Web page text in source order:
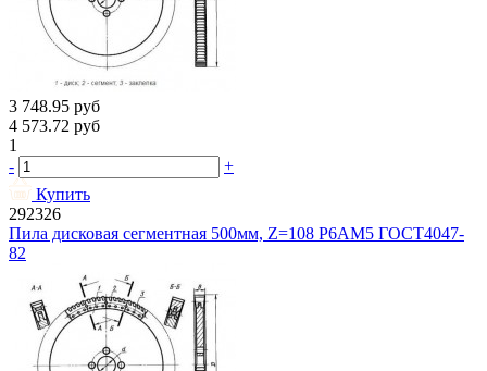
3 748.95 руб
4 573.72 руб
1
-
+
Купить
292326
Пила дисковая сегментная 500мм, Z=108 Р6АМ5 ГОСТ4047-
82